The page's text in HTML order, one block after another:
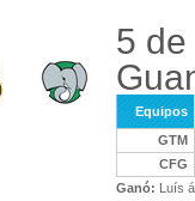
5
Equipos
GTM
CFG
Ganó: Luís